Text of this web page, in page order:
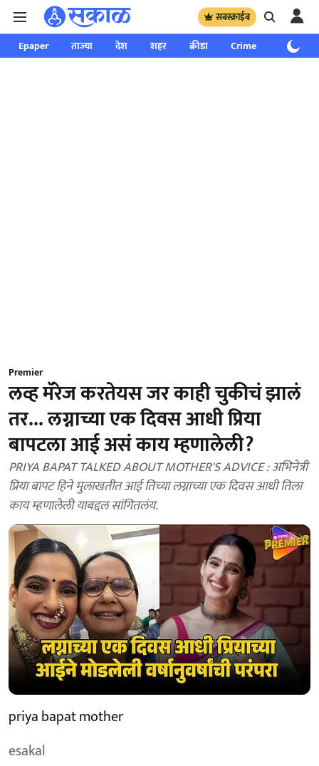
सबस्क्राईब
Epaper ताज्या देश शहर क्रीडा Crime साप्ताहिक
Premier
लव्ह मॅरेज करतेयस जर काही चुकीचं झालं
तर... लग्नाच्या एक दिवस आधी प्रिया
बापटला आई असं काय म्हणालेली?
PRIYA BAPAT TALKED ABOUT MOTHER'S ADVICE : अभिनेत्री
प्रिया बापट हिने मुलाखतीत आई तिच्या लग्नाच्या एक दिवस आधी तिला
काय म्हणालेली याबद्दल सांगितलंय.
priya bapat mother
esakal